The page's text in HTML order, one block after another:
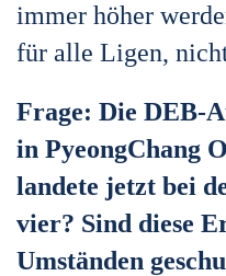
immer höher
für alle Ligen,
Frage: Die DEB-
in PyeongChang
landete jetzt bei
vier? Sind diese
Umständen